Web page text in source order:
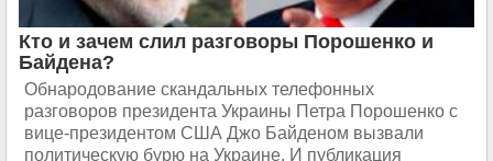
Кто и зачем слил разговоры Порошенко и
Байдена?
Обнародование скандальных телефонных
разговоров президента Украины Петра Порошенко с
вице-президентом США Джо Байденом вызвали
политическую бурю на Украине. И публикация